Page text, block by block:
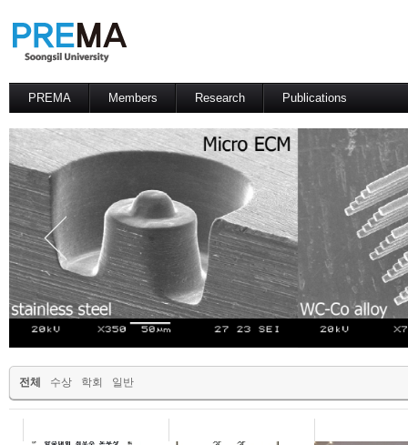
PREMA Members Research Publications
International Conference
Domestic Journal
Domestic Conference
Patents
전체 수상 학회 일반